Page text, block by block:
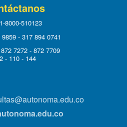
8000-510123
- 317 894 0741
7272 - 872 7709
- 110 - 144